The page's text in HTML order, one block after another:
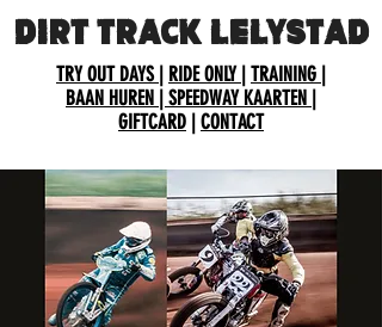
DIRT TRACK LELYSTAD
TRY OUT DAYS RIDE ONLY TRAINING
BAAN HUREN
| SPEEDWAY KAARTEN
GIFTCARD CONTACT